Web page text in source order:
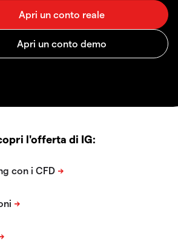
l'offerta di IG: